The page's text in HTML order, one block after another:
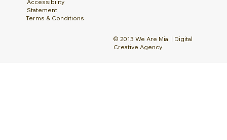
© 2013 We Are Mia | Digital
Creative Agency
Accessibility
Statement
Terms & Conditions